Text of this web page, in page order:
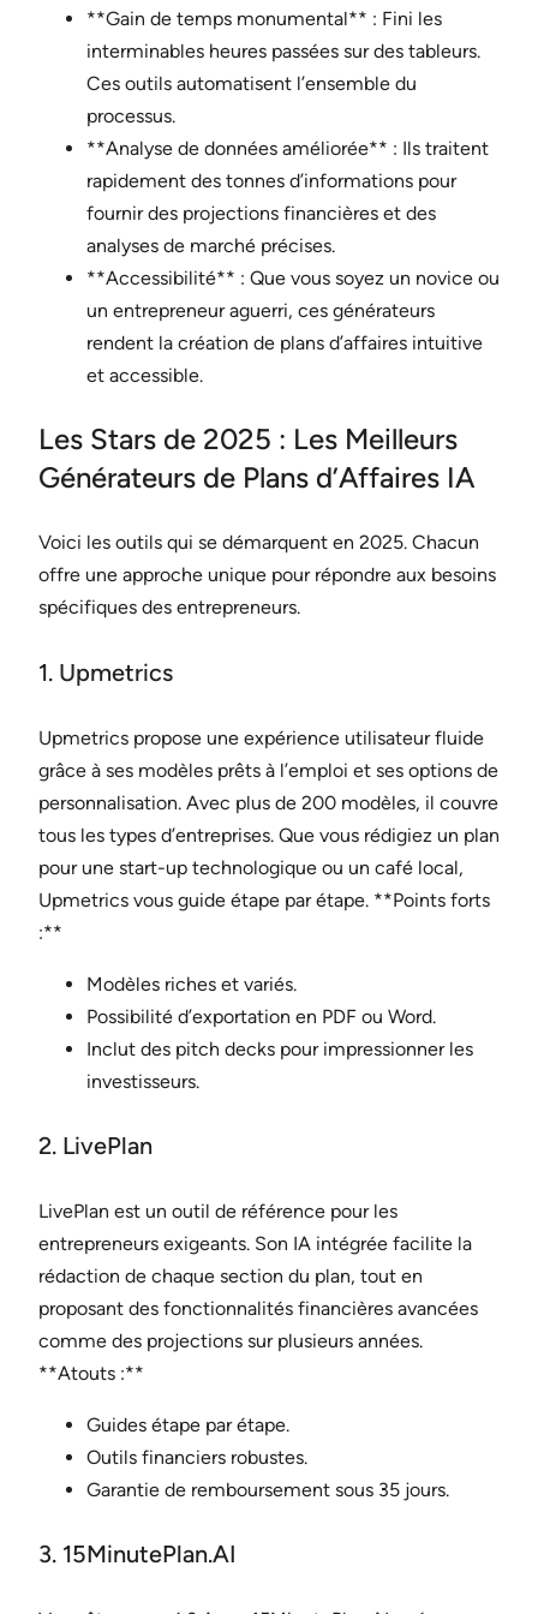
**Gain de temps monumental** : Fini les
interminables heures passées sur des tableurs.
Ces outils automatisent l’ensemble du
processus.
**Analyse de données améliorée** : Ils traitent
rapidement des tonnes d’informations pour
fournir des projections financières et des
analyses de marché précises.
**Accessibilité** : Que vous soyez un novice ou
un entrepreneur aguerri, ces générateurs
rendent la création de plans d’affaires intuitive
et accessible.
Les Stars de 2025 : Les Meilleurs
Générateurs de Plans d’Affaires IA
Voici les outils qui se démarquent en 2025. Chacun
offre une approche unique pour répondre aux besoins
spécifiques des entrepreneurs.
1. Upmetrics
Upmetrics propose une expérience utilisateur fluide
grâce à ses modèles prêts à l’emploi et ses options de
personnalisation. Avec plus de 200 modèles, il couvre
tous les types d’entreprises. Que vous rédigiez un plan
pour une start-up technologique ou un café local,
Upmetrics vous guide étape par étape. **Points forts
:**
Modèles riches et variés.
Possibilité d’exportation en PDF ou Word.
Inclut des pitch decks pour impressionner les
investisseurs.
2. LivePlan
LivePlan est un outil de référence pour les
entrepreneurs exigeants. Son IA intégrée facilite la
rédaction de chaque section du plan, tout en
proposant des fonctionnalités financières avancées
comme des projections sur plusieurs années.
**Atouts :**
Guides étape par étape.
Outils financiers robustes.
Garantie de remboursement sous 35 jours.
3. 15MinutePlan.AI